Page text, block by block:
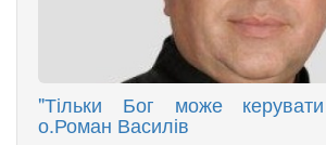
"Тільки Бог може
о.Роман Василів